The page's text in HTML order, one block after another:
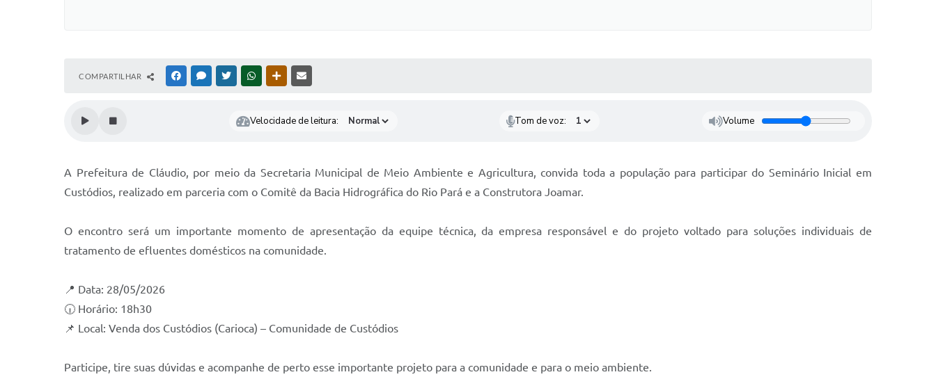
COMPARTILHAR FACEBOOKMESSENGER
TWITTERWHATSAPPOUTRAS MÍDIAS
Velocidade de leitura: Tom de voz: Volume
A Prefeitura de Cláudio, por meio da Secretaria Municipal de Meio Ambiente e Agricultura, convida toda a população para participar do Seminário Inicial em
Custódios, realizado em parceria com o Comitê da Bacia Hidrográfica do Rio Pará e a Construtora Joamar.
O encontro será um importante momento de apresentação da equipe técnica, da empresa responsável e do projeto voltado para soluções individuais de
tratamento de efluentes domésticos na comunidade.
📍 Data: 28/05/2026
🕡 Horário: 18h30
📌 Local: Venda dos Custódios (Carioca) – Comunidade de Custódios
Participe, tire suas dúvidas e acompanhe de perto esse importante projeto para a comunidade e para o meio ambiente.